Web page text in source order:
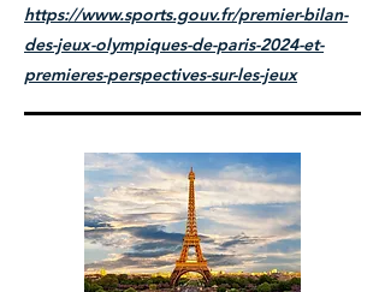
https://www.sports.gouv.fr/premier-bilan-
des-jeux-olympiques-de-paris-2024-et-
premieres-perspectives-sur-les-jeux